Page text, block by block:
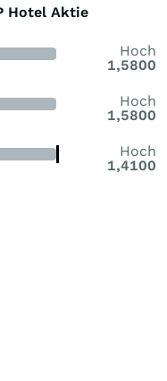
Hotel Aktie
Hoch
1,5800
Hoch
1,5800
Hoch
1,4100